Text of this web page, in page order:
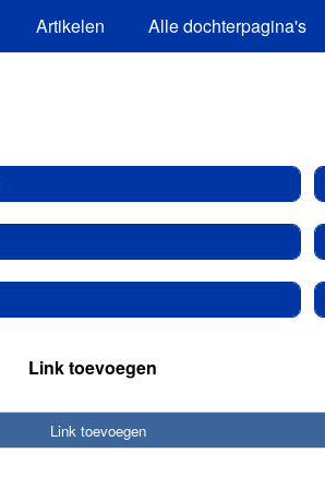
Artikelen Alle dochterpagina's
Link toevoegen
Link toevoegen